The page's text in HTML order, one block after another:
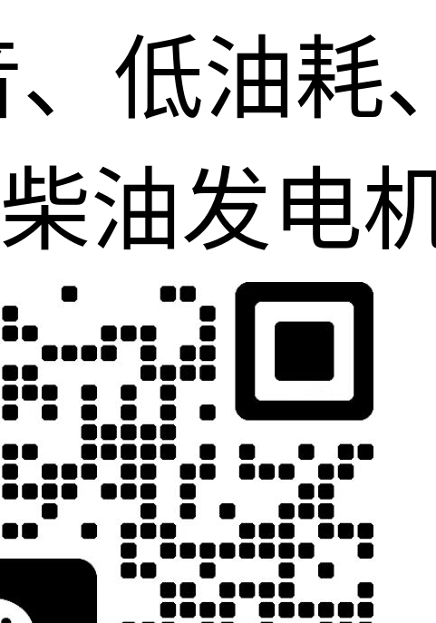
低油耗
油发电